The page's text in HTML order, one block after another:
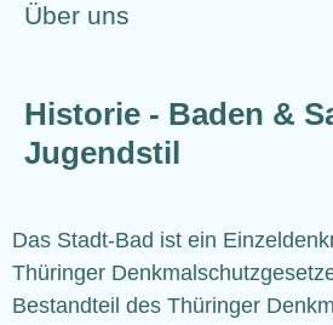
Über uns
Historie - Baden &
Jugendstil
Das Stadt-Bad ist ein
Thüringer
Bestandteil des Thüringer